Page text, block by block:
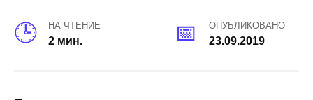
НА ЧТЕНИЕ
2 мин.
ОПУБЛИКОВАНО
23.09.2019